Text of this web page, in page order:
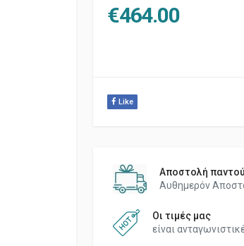
€464.00
Like
Αποστολή παντού
Αυθημερόν
Οι τιμές μας
είναι